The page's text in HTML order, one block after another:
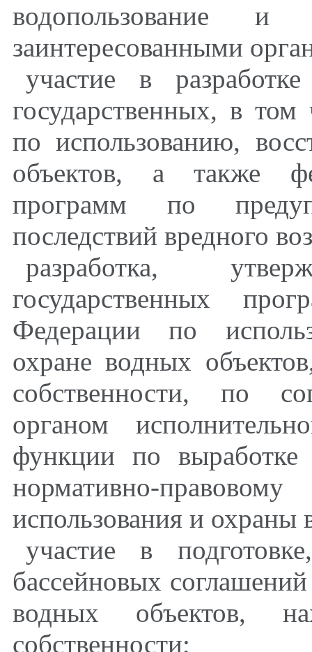
водопользование
заинтересованными
участие в
государственных, в
по использованию,
объектов, а также
программ по
последствий вредного
разработка,
государственных
Федерации по
охране водных
собственности, по
органом
функции по выработке
нормативно-
использования и охраны
участие в
бассейновых
водных объектов,
собственности;